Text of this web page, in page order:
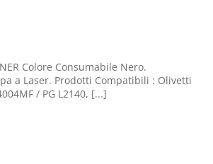
Colore Consumabile Nero.
a Laser. Prodotti Compatibili : Olivetti
/ PG L2140, [...]